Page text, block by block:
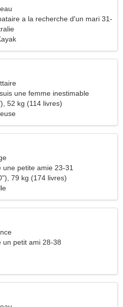
a la recherche d'un mari 31-
une femme inestimable
52 kg (114 livres)
une petite amie 23-31
79 kg (174 livres)
un petit ami 28-38